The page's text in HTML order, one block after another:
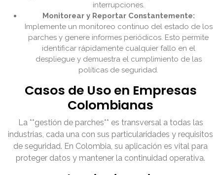
interrupciones.
Monitorear y Reportar Constantemente:
Implemente un monitoreo continuo del estado de los
parches y genere informes periódicos. Esto permite
identificar rápidamente cualquier fallo en el
despliegue y demuestra el cumplimiento de las
políticas de seguridad.
Casos de Uso en Empresas
Colombianas
La **gestión de parches** es transversal a todas las
industrias, cada una con sus particularidades y requisitos
de seguridad. En Colombia, su aplicación es vital para
proteger datos y mantener la continuidad operativa.